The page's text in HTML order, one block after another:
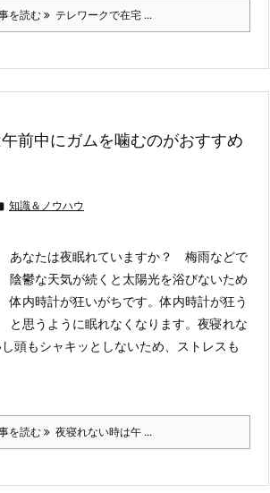
を読む テレワークで在宅 ...
前中にガムを噛むのがおすすめ
知識＆ノウハウ
あなたは夜眠れていますか？ 梅雨などで
陰鬱な天気が続くと太陽光を浴びないため
体内時計が狂いがちです。体内時計が狂う
と思うように眠れなくなります。夜寝れな
頭もシャキッとしないため、ストレスも
を読む 夜寝れない時は午 ...